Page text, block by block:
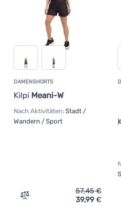
DAMENSHORTS
Kilpi Meani-W
Nach Aktivitäten: Stadt /
Wandern / Sport
Zum Vergleich
57,45€
39,99 €